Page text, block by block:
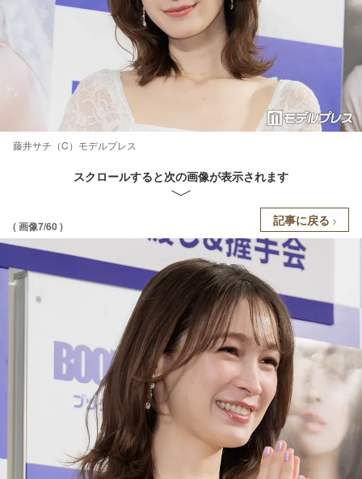
藤井サチ（C）モデルプレス
スクロールすると次の画像が表示されます
( 画像7/60 ) 記事に戻る